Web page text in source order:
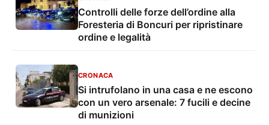
Controlli delle forze dell’ordine alla
Foresteria di Boncuri per ripristinare
ordine e legalità
CRONACA
Si intrufolano in una casa e ne escono
con un vero arsenale: 7 fucili e decine
di munizioni